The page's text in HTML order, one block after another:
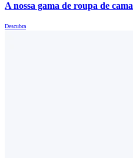
A nossa gama de roupa de cama
Descubra